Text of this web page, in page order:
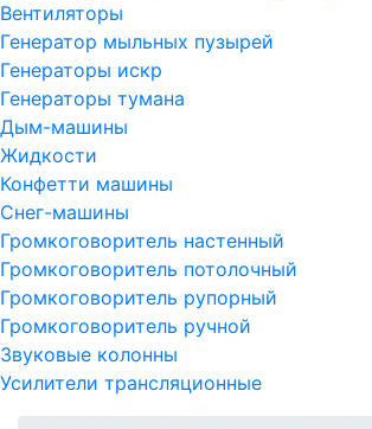
Вентиляторы
Генератор мыльных пузырей
Генераторы искр
Генераторы тумана
Дым-машины
Жидкости
Конфетти машины
Снег-машины
Громкоговоритель настенный
Громкоговоритель потолочный
Громкоговоритель рупорный
Громкоговоритель ручной
Звуковые колонны
Усилители трансляционные